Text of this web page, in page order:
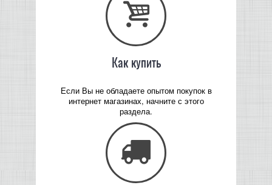
Как купить
Если Вы не обладаете опытом покупок в
интернет магазинах, начните с этого
раздела.